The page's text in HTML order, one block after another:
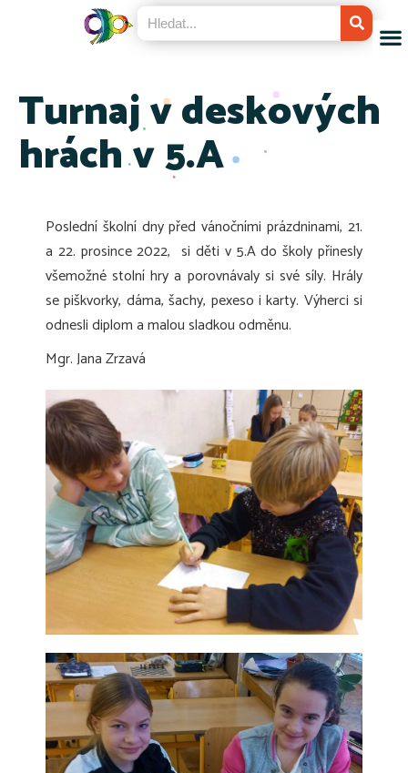
Turnaj v deskových
hrách v 5.A
Poslední školní dny před vánočními prázdninami, 21.
a 22. prosince 2022, si děti v 5.A do školy přinesly
všemožné stolní hry a porovnávaly si své síly. Hrály
se piškvorky, dáma, šachy, pexeso i karty. Výherci si
odnesli diplom a malou sladkou odměnu.
Mgr. Jana Zrzavá